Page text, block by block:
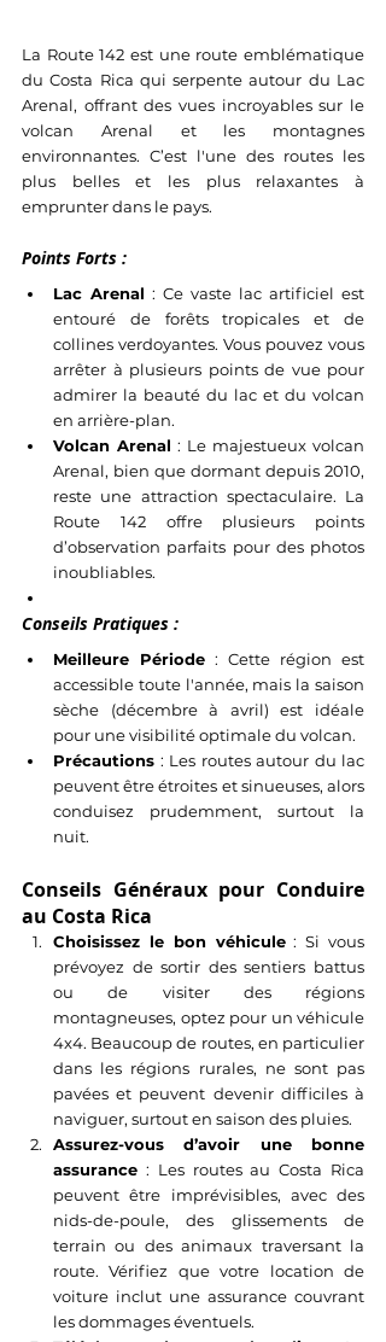
La Route 142 est une route emblématique
du Costa Rica qui serpente autour du Lac
Arenal, offrant des vues incroyables sur le
volcan Arenal et les montagnes
environnantes. C’est l'une des routes les
plus belles et les plus relaxantes à
emprunter dans le pays.
Points Forts :
Lac Arenal : Ce vaste lac artificiel est
entouré de forêts tropicales et de
collines verdoyantes. Vous pouvez vous
arrêter à plusieurs points de vue pour
admirer la beauté du lac et du volcan
en arrière-plan.
Volcan Arenal : Le majestueux volcan
Arenal, bien que dormant depuis 2010,
reste une attraction spectaculaire. La
Route 142 offre plusieurs points
d’observation parfaits pour des photos
inoubliables.
Conseils Pratiques :
Meilleure Période : Cette région est
accessible toute l'année, mais la saison
sèche (décembre à avril) est idéale
pour une visibilité optimale du volcan.
Précautions : Les routes autour du lac
peuvent être étroites et sinueuses, alors
conduisez prudemment, surtout la
nuit.
Conseils Généraux pour Conduire
au Costa Rica
Choisissez le bon véhicule : Si vous
prévoyez de sortir des sentiers battus
ou de visiter des régions
montagneuses, optez pour un véhicule
4x4. Beaucoup de routes, en particulier
dans les régions rurales, ne sont pas
pavées et peuvent devenir difficiles à
naviguer, surtout en saison des pluies.
Assurez-vous d’avoir une bonne
assurance : Les routes au Costa Rica
peuvent être imprévisibles, avec des
nids-de-poule, des glissements de
terrain ou des animaux traversant la
route. Vérifiez que votre location de
voiture inclut une assurance couvrant
les dommages éventuels.